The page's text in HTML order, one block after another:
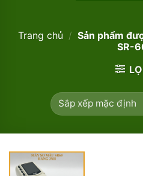
Trang chủ / Sản phẩm
SR-